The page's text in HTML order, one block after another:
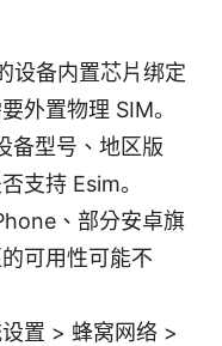
设备内置芯片绑定
外置物理 SIM。
备型号、地区版
支持 Esim。
、部分安卓旗
可用性可能不
置 > 蜂窝网络 >